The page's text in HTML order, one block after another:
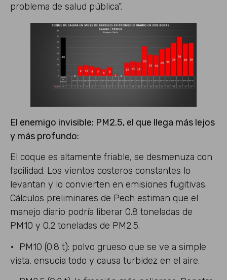
problema de salud pública”.
El enemigo invisible: PM2.5, el que llega más lejos
y más profundo:
El coque es altamente friable, se desmenuza con
facilidad. Los vientos costeros constantes lo
levantan y lo convierten en emisiones fugitivas.
Cálculos preliminares de Pech estiman que el
manejo diario podría liberar 0.8 toneladas de
PM10 y 0.2 toneladas de PM2.5.
• PM10 (0.8 t): polvo grueso que se ve a simple
vista, ensucia todo y causa turbidez en el aire.